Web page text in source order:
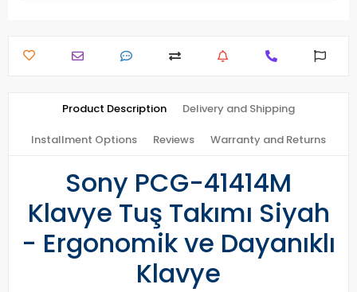
Product Description Delivery and Shipping
Installment Options Reviews Warranty and Returns
Sony PCG-41414M
Klavye Tuş Takımı Siyah
- Ergonomik ve Dayanıklı
Klavye